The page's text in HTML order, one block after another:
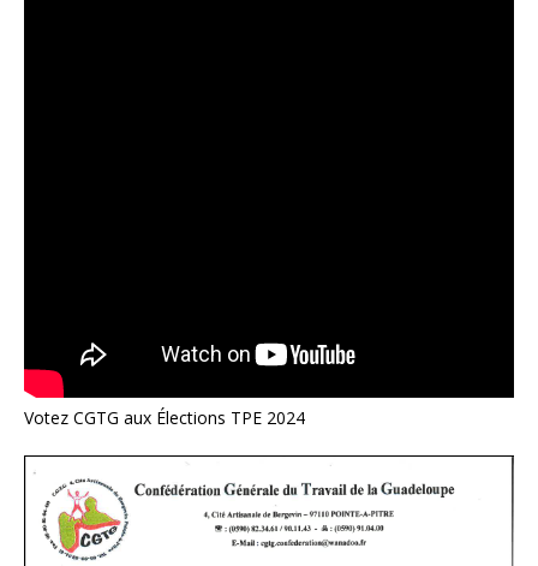
Votez CGTG aux Élections TPE 2024